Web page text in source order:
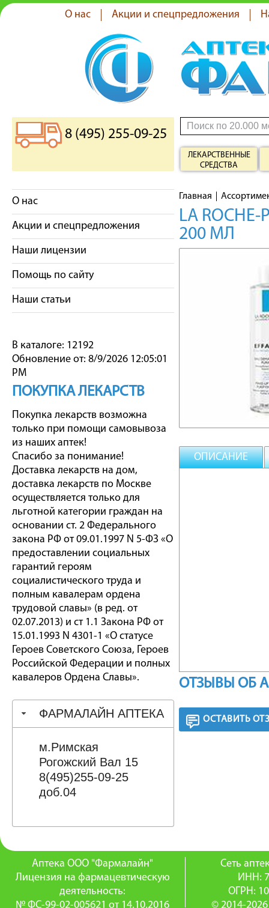
О нас Акции и спецпредложения
8 (495) 255-09-25
ЛЕКАРСТВЕННЫЕ
СРЕДСТВА
О нас
Акции и спецпредложения
Наши лицензии
Помощь по сайту
Наши статьи
В каталоге: 12192
Обновление от: 8/9/2026 12:05:01
PM
ПОКУПКА ЛЕКАРСТВ
Покупка лекарств возможна
только при помощи самовывоза
из наших аптек!
Спасибо за понимание!
Доставка лекарств на дом,
доставка лекарств по Москве
осуществляется только для
льготной категории граждан на
основании ст. 2 Федерального
закона РФ от 09.01.1997 N 5-ФЗ «О
предоставлении социальных
гарантий героям
социалистического труда и
полным кавалерам ордена
трудовой славы» (в ред. от
02.07.2013) и ст 1.1 Закона РФ от
15.01.1993 N 4301-1 «О статусе
Героев Советского Союза, Героев
Российской Федерации и полных
кавалеров Ордена Славы».
ФАРМАЛАЙН АПТЕКА
м.Римская
Рогожский Вал 15
8(495)255-09-25
доб.04
Главная
LA
200 МЛ
ОПИСАНИЕ
ОТЗЫВЫ ОБ
ОСТАВИТЬ
Аптека ООО "Фармалайн"
Лицензия на фармацевтическую
деятельность:
№ ФС-99-02-005621 от 14.10.2016
Сеть
ИНН:
ОГРН:
© 2014-